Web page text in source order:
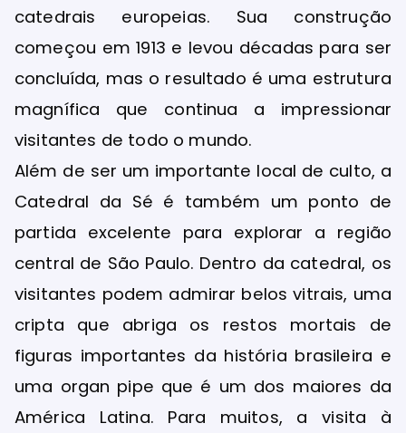
catedrais europeias. Sua construção
começou em 1913 e levou décadas para ser
concluída, mas o resultado é uma estrutura
magnífica que continua a impressionar
visitantes de todo o mundo.
Além de ser um importante local de culto, a
Catedral da Sé é também um ponto de
partida excelente para explorar a região
central de São Paulo. Dentro da catedral, os
visitantes podem admirar belos vitrais, uma
cripta que abriga os restos mortais de
figuras importantes da história brasileira e
uma organ pipe que é um dos maiores da
América Latina. Para muitos, a visita à